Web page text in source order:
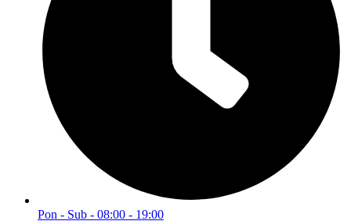
+387 61 649 500
Brzi linkovi
Početna
Svi proizvodi
Kategorije